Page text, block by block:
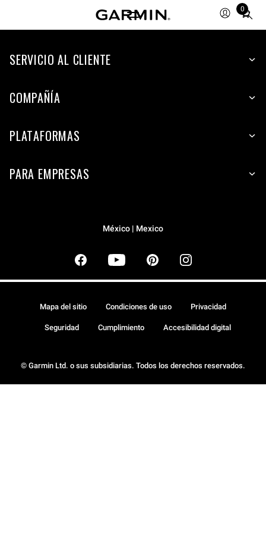
0
Total
items
cart:
SERVICIO AL CLIENTE
COMPAÑÍA
PLATAFORMAS
PARA EMPRESAS
México | Mexico
© Garmin Ltd. o sus subsidiarias. Todos los derechos reservados.
Mapa del sitio Condiciones de uso Privacidad
Seguridad Cumplimiento Accesibilidad digital